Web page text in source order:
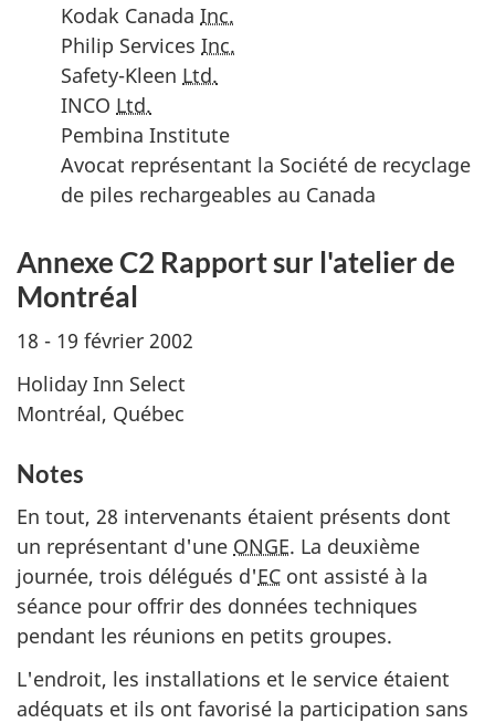
Kodak Canada Inc.
Philip Services Inc.
Safety-Kleen Ltd.
INCO Ltd.
Pembina Institute
Avocat représentant la Société de recyclage
de piles rechargeables au Canada
Annexe C2 Rapport sur l'atelier de
Montréal
18 - 19 février 2002
Holiday Inn Select
Montréal, Québec
Notes
En tout, 28 intervenants étaient présents dont
un représentant d'une ONGE. La deuxième
journée, trois délégués d'EC ont assisté à la
séance pour offrir des données techniques
pendant les réunions en petits groupes.
L'endroit, les installations et le service étaient
adéquats et ils ont favorisé la participation sans